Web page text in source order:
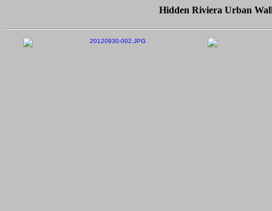
Hidden Riviera Urban